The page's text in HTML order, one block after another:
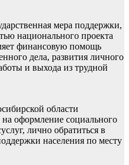
мера поддержки,
национального проекта
финансовую помощь
дела, развития личного
и выхода из трудной
области
на оформление социального
лично обратиться в
населения по месту